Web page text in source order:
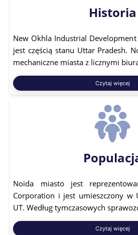
Historia
New Okhla Industrial
jest częścią stanu Uttar Pradesh.
mechaniczne miasta z licznymi
Czytaj więcej
Noida miasto jest
Corporation i jest umieszczony w
UT. Według tymczasowych
Czytaj więcej